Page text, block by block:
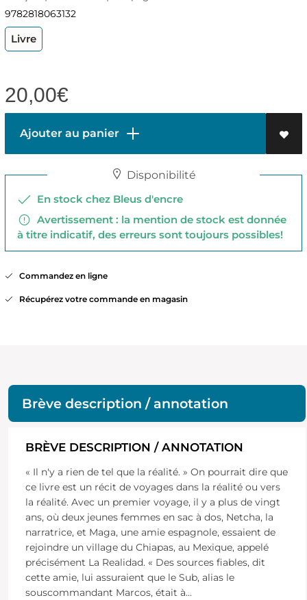
9782818063132
Livre
20,00€
Ajouter au panier
Disponibilité
En stock chez Bleus d'encre
Avertissement : la mention de stock est donnée
à titre indicatif, des erreurs sont toujours possibles!
Commandez en ligne
Récupérez votre commande en magasin
Brève description / annotation
BRÈVE DESCRIPTION / ANNOTATION
« Il n'y a rien de tel que la réalité. » On pourrait dire que
ce livre est un récit de voyages dans la réalité ou vers
la réalité. Avec un premier voyage, il y a plus de vingt
ans, où deux jeunes femmes en sac à dos, Netcha, la
narratrice, et Maga, une amie espagnole, essaient de
rejoindre un village du Chiapas, au Mexique, appelé
précisément La Realidad. « Des sources fiables, dit
cette amie, lui assuraient que le Sub, alias le
souscommandant Marcos, était à...